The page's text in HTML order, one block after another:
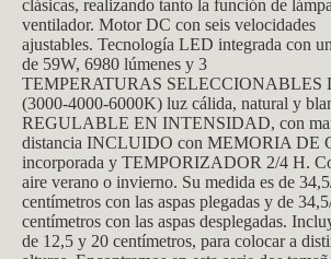
clásicas, realizando tanto la función de
ventilador. Motor DC con seis velocidades
ajustables. Tecnología LED integrada con
de 59W, 6980 lúmenes y 3
TEMPERATURAS SELECCIONABLES
(3000-4000-6000K) luz cálida, natural y
REGULABLE EN INTENSIDAD, con
distancia INCLUIDO con MEMORIA DE
incorporada y TEMPORIZADOR 2/4 H.
aire verano o invierno. Su medida es de
centímetros con las aspas plegadas y de
centímetros con las aspas desplegadas.
de 12,5 y 20 centímetros, para colocar a